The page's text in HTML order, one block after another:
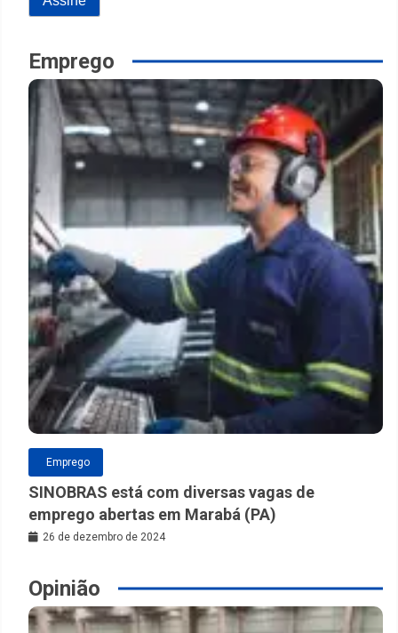
Emprego
Emprego
SINOBRAS está com diversas vagas de
emprego abertas em Marabá (PA)
26 de dezembro de 2024
Opinião